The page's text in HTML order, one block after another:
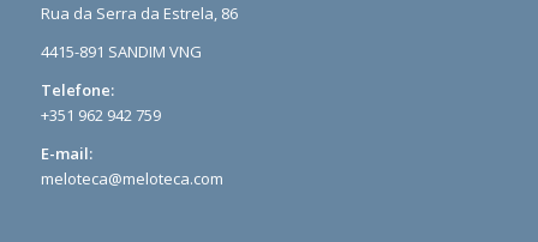
Rua da Serra da Estrela, 86
4415-891 SANDIM VNG
Telefone:
+351 962 942 759
E-mail:
meloteca@meloteca.com